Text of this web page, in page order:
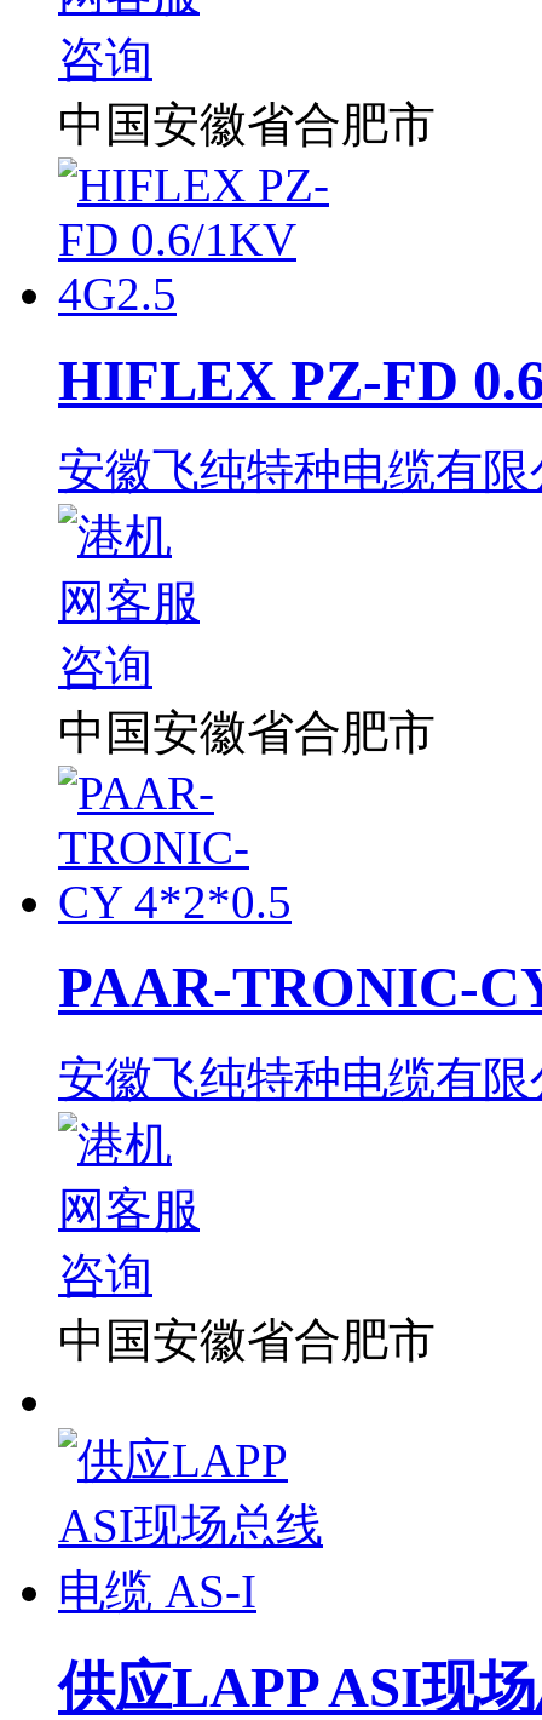
中国安徽省合肥市
HIFLEX PZ-FD
安徽飞纯特种电缆有限
中国安徽省合肥市
PAAR-TRONIC-
安徽飞纯特种电缆有限
中国安徽省合肥市
供应LAPP ASI现